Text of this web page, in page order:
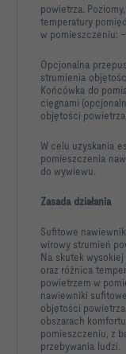
powietrza.
temperatury
w pomieszczeniu:
Opcjonalna
strumienia
Końcówka do
cięgnami
objętości
W celu uzyskania
pomieszczenia
do wywiewu.
Zasada działania
Sufitowe
wirowy strumień
Na skutek
oraz różnica
powietrzem w
nawiewniki
objętości
obszarach
pomieszczeniu, z
przebywania ludzi.